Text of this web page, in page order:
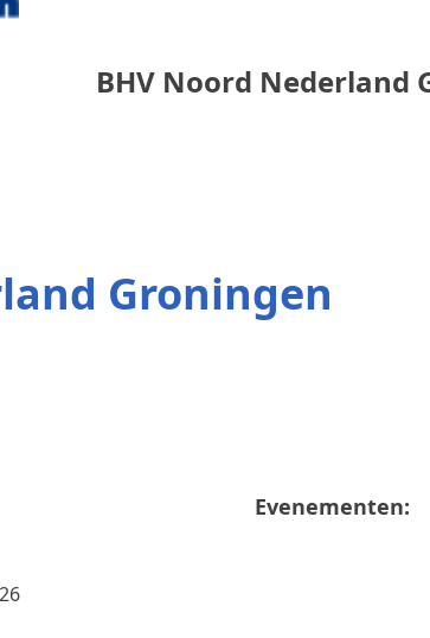
BHV Noord Nederland
Groningen
Evenementen: